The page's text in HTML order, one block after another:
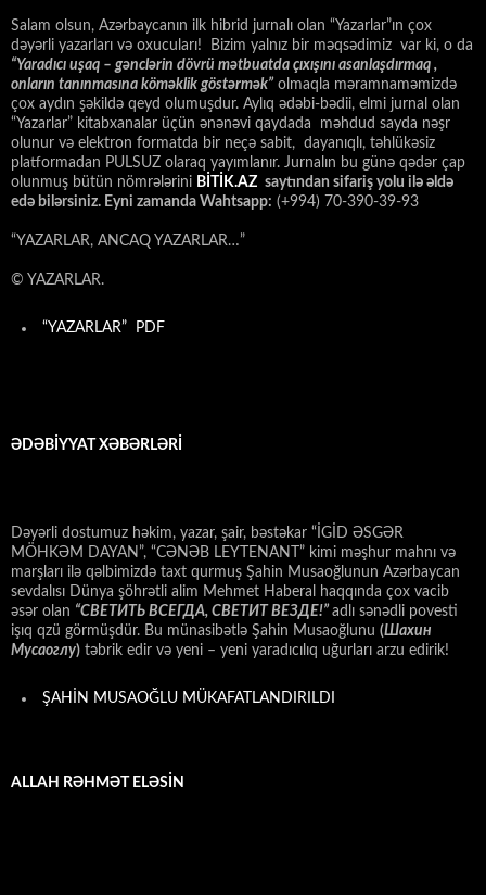
Salam olsun, Azərbaycanın ilk hibrid jurnalı olan “Yazarlar”ın çox
dəyərli yazarları və oxucuları! Bizim yalnız bir məqsədimiz var ki, o da
“Yaradıcı uşaq – gәnclәrin dövrü mәtbuatda çıxışını asanlaşdırmaq ,
onların tanınmasına kömәklik göstәrmәk” olmaqla məramnaməmizdə
çox aydın şəkildə qeyd olumuşdur. Aylıq ədəbi-bədii, elmi jurnal olan
“Yazarlar” kitabxanalar üçün ənənəvi qaydada məhdud sayda nəşr
olunur və elektron formatda bir neçə sabit, dayanıqlı, təhlükəsiz
platformadan PULSUZ olaraq yayımlanır. Jurnalın bu günə qədər çap
olunmuş bütün nömrələrini BİTİK.AZ saytından sifariş yolu ilə əldə
edə bilərsiniz. Eyni zamanda Wahtsapp: (+994) 70-390-39-93
“YAZARLAR, ANCAQ YAZARLAR…”
© YAZARLAR.
“YAZARLAR” PDF
ƏDƏBİYYAT XƏBƏRLƏRİ
Dəyərli dostumuz həkim, yazar, şair, bəstəkar “İGİD ƏSGƏR
MÖHKƏM DAYAN”, “CƏNƏB LEYTENANT” kimi məşhur mahnı və
marşları ilə qəlbimizdə taxt qurmuş Şahin Musaoğlunun Azərbaycan
sevdalısı Dünya şöhrətli alim Mehmet Haberal haqqında çox vacib
əsər olan “СВЕТИТЬ ВСЕГДА, СВЕТИТ ВЕЗДЕ!” adlı sənədli povesti
işıq qzü görmüşdür. Bu münasibətlə Şahin Musaoğlunu (Шахин
Мусаоглу) təbrik edir və yeni – yeni yaradıcılıq uğurları arzu edirik!
ŞAHİN MUSAOĞLU MÜKAFATLANDIRILDI
ALLAH RƏHMƏT ELƏSİN